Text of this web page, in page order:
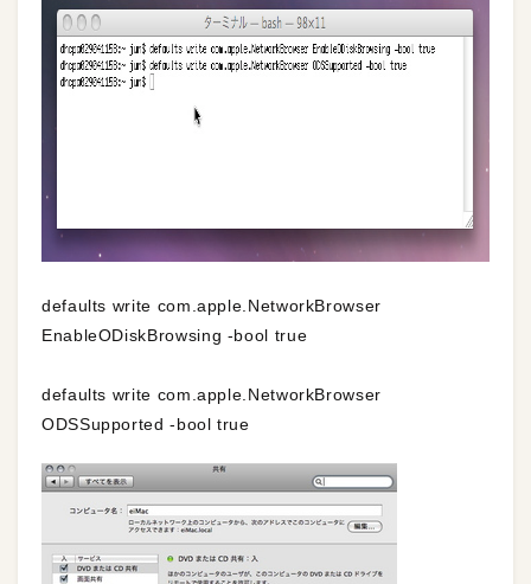
defaults write com.apple.NetworkBrowser
EnableODiskBrowsing -bool true
defaults write com.apple.NetworkBrowser
ODSSupported -bool true